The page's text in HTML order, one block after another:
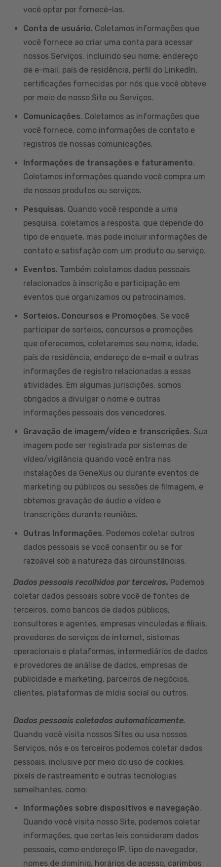
você optar por fornecê-las.
Conta de usuário. Coletamos informações que
você fornece ao criar uma conta para acessar
nossos Serviços, incluindo seu nome, endereço
de e-mail, país de residência, perfil do LinkedIn,
certificações fornecidas por nós que você obteve
por meio de nosso Site ou Serviços.
Comunicações. Coletamos as informações que
você fornece, como informações de contato e
registros de nossas comunicações.
Informações de transações e faturamento.
Coletamos informações quando você compra um
de nossos produtos ou serviços.
Pesquisas. Quando você responde a uma
pesquisa, coletamos a resposta, que depende do
tipo de enquete, mas pode incluir informações de
contato e satisfação com um produto ou serviço.
Eventos. Também coletamos dados pessoais
relacionados à inscrição e participação em
eventos que organizamos ou patrocinamos.
Sorteios, Concursos e Promoções. Se você
participar de sorteios, concursos e promoções
que oferecemos, coletaremos seu nome, idade,
país de residência, endereço de e-mail e outras
informações de registro relacionadas a essas
atividades. Em algumas jurisdições, somos
obrigados a divulgar o nome e outras
informações pessoais dos vencedores.
Gravação de imagem/vídeo e transcrições. Sua
imagem pode ser registrada por sistemas de
vídeo/vigilância quando você entra nas
instalações da GeneXus ou durante eventos de
marketing ou públicos ou sessões de filmagem, e
obtemos gravação de áudio e vídeo e
transcrições durante reuniões.
Outras Informações. Podemos coletar outros
dados pessoais se você consentir ou se for
razoável sob a natureza das circunstâncias.
Dados pessoais recolhidos por terceiros. Podemos
coletar dados pessoais sobre você de fontes de
terceiros, como bancos de dados públicos,
consultores e agentes, empresas vinculadas e filiais,
provedores de serviços de internet, sistemas
operacionais e plataformas, intermediários de dados
e provedores de análise de dados, empresas de
publicidade e marketing, parceiros de negócios,
clientes, plataformas de mídia social ou outros.
Dados pessoais coletados automaticamente.
Quando você visita nossos Sites ou usa nossos
Serviços, nós e os terceiros podemos coletar dados
pessoais, inclusive por meio do uso de cookies,
pixels de rastreamento e outras tecnologias
semelhantes, como:
Informações sobre dispositivos e navegação.
Quando você visita nosso Site, podemos coletar
informações, que certas leis consideram dados
pessoais, como endereço IP, tipo de navegador,
nomes de domínio, horários de acesso, carimbos